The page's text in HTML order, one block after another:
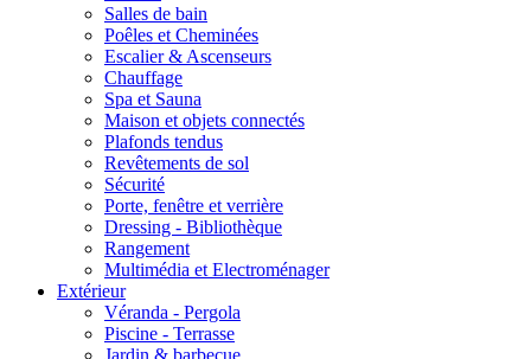
Salles de bain
Poêles et Cheminées
Escalier & Ascenseurs
Chauffage
Spa et Sauna
Maison et objets connectés
Plafonds tendus
Revêtements de sol
Sécurité
Porte, fenêtre et verrière
Dressing - Bibliothèque
Rangement
Multimédia et Electroménager
Extérieur
Véranda - Pergola
Piscine - Terrasse